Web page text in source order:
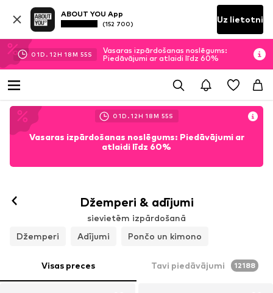
ABOUT YOU App
(152 700) Uz lietotni
01D. 12H 18M 52S
Vasaras izpārdošanas noslēgums:
Piedāvājumi ar atlaidi līdz 60%
01D.12H 18M 52S
Vasaras izpārdošanas noslēgums: Piedāvājumi ar
atlaidi līdz 60%
Džemperi & adījumi
sievietēm izpārdošanā
Džemperi
Adījumi Pončo un kimono
Visas preces Tavi piedāvājumi 12188